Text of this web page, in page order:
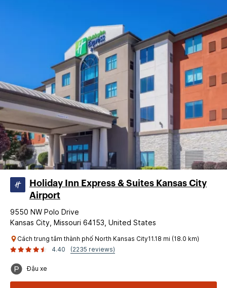
Holiday Inn Express & Suites Kansas City
Airport
9550 NW Polo Drive
Kansas City, Missouri 64153, United States
Cách trung tâm thành phố North Kansas City11.18 mi (18.0 km)
4.40
(2235 reviews)
Đậu xe